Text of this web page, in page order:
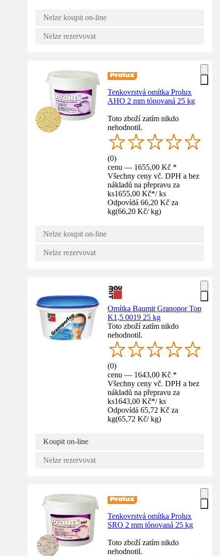
Nelze koupit on-line
Nelze rezervovat
Tenkovrstvá omítka Prolux
AHO 2 mm tónovaná 25 kg
Toto zboží zatím nikdo
nehodnotil.
(0)
cenu — 1655,00 Kč *
Všechny ceny vč. DPH a bez
nákladů na přepravu za
ks1655,00 Kč*/ ks
Odpovídá 66,20 Kč za
kg(66,20 Kč/ kg)
Nelze koupit on-line
Nelze rezervovat
Omítka Baumit Granopor Top
K1,5 0019 25 kg
Toto zboží zatím nikdo
nehodnotil.
(0)
cenu — 1643,00 Kč *
Všechny ceny vč. DPH a bez
nákladů na přepravu za
ks1643,00 Kč*/ ks
Odpovídá 65,72 Kč za
kg(65,72 Kč/ kg)
Koupit on-line
Nelze rezervovat
Tenkovrstvá omítka Prolux
SRO 2 mm tónovaná 25 kg
Toto zboží zatím nikdo
nehodnotil.